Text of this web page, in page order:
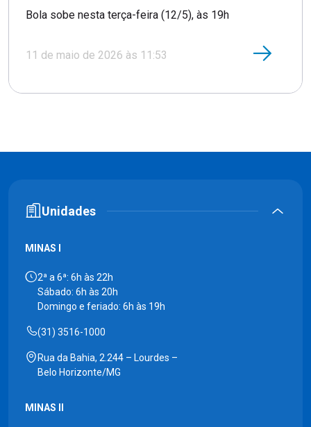
Bola sobe nesta terça-feira (12/5), às 19h
11 de maio de 2026 às 11:53
Unidades
MINAS I
2ª a 6ª: 6h às 22h
Sábado: 6h às 20h
Domingo e feriado: 6h às 19h
(31) 3516-1000
Rua da Bahia, 2.244 – Lourdes –
Belo Horizonte/MG
MINAS II